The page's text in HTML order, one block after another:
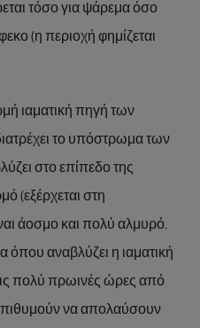
τόσο για ψάρεμα όσο
(η περιοχή φημίζεται
ιαματική πηγή των
το υπόστρωμα των
στο επίπεδο της
(εξέρχεται στη
άοσμο και πολύ αλμυρό.
αναβλύζει η ιαματική
πολύ πρωινές ώρες από
να απολαύσουν